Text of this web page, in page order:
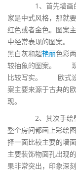
1、首先墙画
家是中式风格，那就
红色或者金色。图案
中经常表现的图案
黑白灰和超艳丽色彩
较抽象的图案。 现
比较写实。 欧式设
案主要来源于古典的
现。
2、其次手绘
整个房间都画上彩绘
择一面比较主要的墙
主要装饰物面孔出现
果非常突出，印象